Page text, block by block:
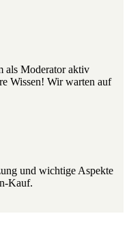
als Moderator aktiv
Wissen! Wir warten auf
und wichtige Aspekte
Kauf.